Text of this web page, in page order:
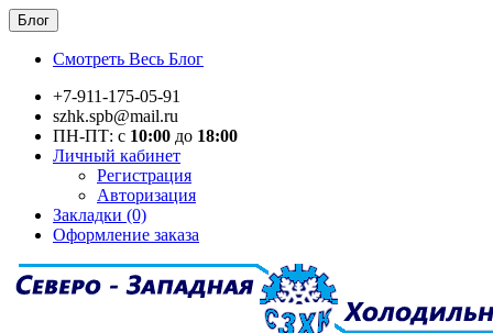
Блог
Смотреть Весь Блог
+7-911-175-05-91
szhk.spb@mail.ru
ПН-ПТ: с 10:00 до 18:00
Личный кабинет
Регистрация
Авторизация
Закладки (0)
Оформление заказа